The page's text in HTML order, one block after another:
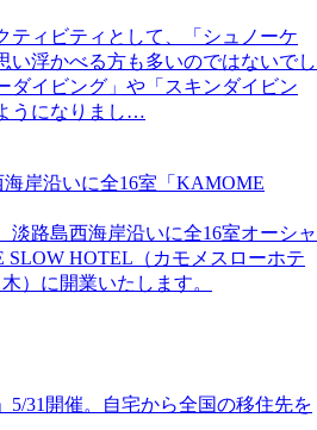
ティビティとして、「シュノーケ
い浮かべる方も多いのではないでし
ダイビング」や「スキンダイビン
うになりまし…
岸沿いに全16室「KAMOME
淡路島西海岸沿いに全16室オーシャ
HOTEL（カモメスローホテ
）に開業いたします。
5/31開催。自宅から全国の移住先を